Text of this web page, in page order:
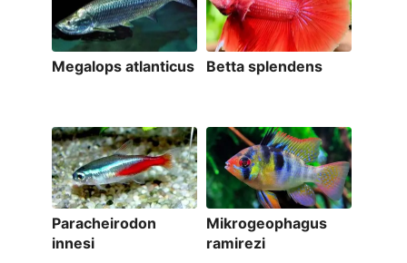
Megalops atlanticus Betta splendens
Paracheirodon
innesi
Mikrogeophagus
ramirezi